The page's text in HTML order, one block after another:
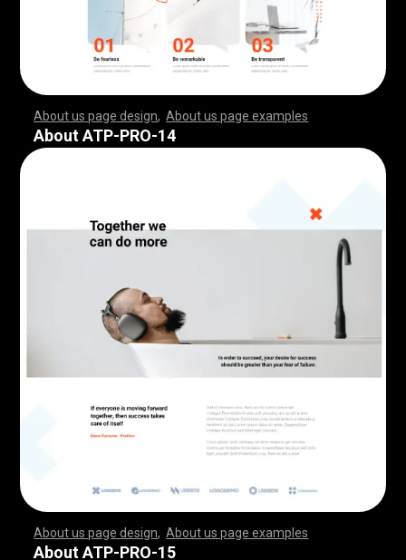
About us page design ,About us page examples
,,,,,,,,,,,,,,,,,,,,,,,, ,,,,,,,,,,,,,,,,,,,,,,,,,,,
,,,,,,,,,,,,,,,,,,,,,,,, ,,,,,,,,,,,,,,,,,,,,,,,,,,,
,,,,,,,,,,,,,,,,,,,,,,,, ,,,,,,,,,,,,,,,,,,,,,,,,,,,
,,,,,,,,,,,,,,,,,,,,,,,, ,,,,,,,,,,,,,,,,,,,,,,,,,,,
,,,,,,,,,,,,,,,,,,,,,,,, ,,,,,,,,,,,,,,,,,,,,,,,,,,,
,,,,,,,,,,,,,,,,,,,,,,,, ,,,,,,,,,,,,,,,,,,,,,,,,,,,
,,,,,,,,,,,,,,,,,,,,,,,, ,,,,,,,,,,,,,,,,,,,,,,,,,,,
,,,,,,,,,,,,,,,,,,,,,,,, ,,,,,,,,,,,,
About ATP-PRO-14
About us page design ,About us page examples
,,,,,,,,,,,,,,,,,,,,,,,, ,,,,,,,,,,,,,,,,,,,,,,,,,,,
,,,,,,,,,,,,,,,,,,,,,,,, ,,,,,,,,,,,,,,,,,,,,,,,,,,,
,,,,,,,,,,,,,,,,,,,,,,,, ,,,,,,,,,,,,,,,,,,,,,,,,,,,
,,,,,,,,,,,,,,,,,,,,,,,, ,,,,,,,,,,,,,,,,,,,,,,,,,,,
,,,,,,,,,,,,,,,,,,,,,,,, ,,,,,,,,,,,,,,,,,,,,,,,,,,,
,,,,,,,,,,,,,,,,,,,,,,,, ,,,,,,,,,,,,,,,,,,,,,,,,,,,
,,,,,,,,,,,,,,,,,,,,,,,, ,,,,,,,,,,,,,,,,,,,,,,,,,,,
,,,,,,,,,,,,,,,,,,,,,,,, ,,,,,,,,,,,,
About ATP-PRO-15